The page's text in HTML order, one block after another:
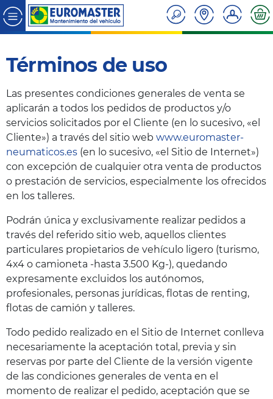
Términos de uso
Las presentes condiciones generales de venta se
aplicarán a todos los pedidos de productos y/o
servicios solicitados por el Cliente (en lo sucesivo, «el
Cliente») a través del sitio web www.euromaster-
neumaticos.es (en lo sucesivo, «el Sitio de Internet»)
con excepción de cualquier otra venta de productos
o prestación de servicios, especialmente los ofrecidos
en los talleres.
Podrán única y exclusivamente realizar pedidos a
través del referido sitio web, aquellos clientes
particulares propietarios de vehículo ligero (turismo,
4x4 o camioneta -hasta 3.500 Kg-), quedando
expresamente excluidos los autónomos,
profesionales, personas jurídicas, flotas de renting,
flotas de camión y talleres.
Todo pedido realizado en el Sitio de Internet conlleva
necesariamente la aceptación total, previa y sin
reservas por parte del Cliente de la versión vigente
de las condiciones generales de venta en el
momento de realizar el pedido, aceptación que se